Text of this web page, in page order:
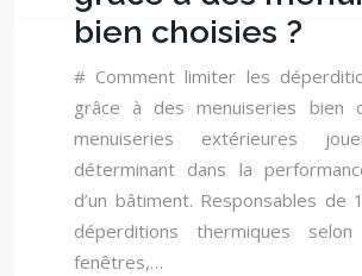
bien choisies ?
# Comment limiter les
grâce à des menuiseries bien
menuiseries extérieures
déterminant dans la
d’un bâtiment. Responsables de
déperditions thermiques selon
fenêtres,…